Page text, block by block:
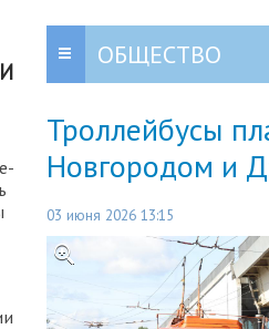
ОБЩЕСТВО
Троллейбусы
Новгородом и
03 июня 2026 13:15